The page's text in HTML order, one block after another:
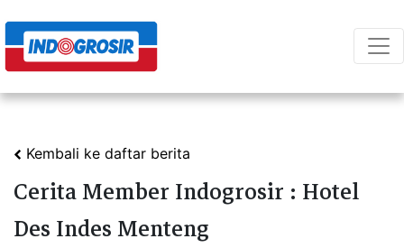
Kembali ke daftar berita
Cerita Member Indogrosir : Hotel
Des Indes Menteng